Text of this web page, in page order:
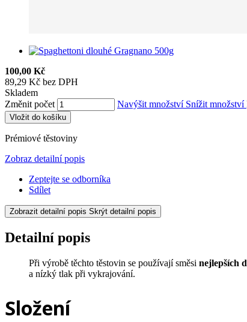
100,00 Kč
89,29 Kč bez DPH
Skladem
Změnit počet
Navýšit množství Snížit množství
Vložit do košíku
Prémiové těstoviny
Zobraz detailní popis
Zeptejte se odborníka
Sdílet
Zobrazit detailní popis Skrýt detailní popis
Detailní popis
Při výrobě těchto těstovin se používají směsi nejlepších
a nízký tlak při vykrajování.
Složení